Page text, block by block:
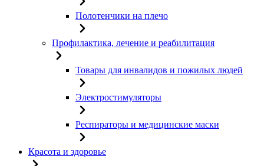
Полотенчики на плечо
Профилактика, лечение и реабилитация
Товары для инвалидов и пожилых людей
Электростимуляторы
Респираторы и медицинские маски
Красота и здоровье